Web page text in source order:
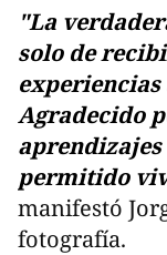
"La
solo de
Agradecido
aprendizajes
permitido
manifestó
fotografía.